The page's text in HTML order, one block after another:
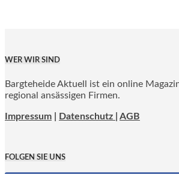
WER WIR SIND
Bargteheide Aktuell ist ein online
regional ansässigen Firmen.
Impressum Datenschutz | AGB
FOLGEN SIE UNS